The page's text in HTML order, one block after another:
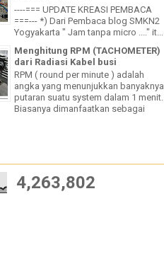
----=== UPDATE KREASI PEMBACA
===--- *) Dari Pembaca blog SMKN2
Yogyakarta " Jam tanpa micro ...." it...
Menghitung RPM (TACHOMETER)
dari Radiasi Kabel busi
RPM ( round per minute ) adalah
angka yang menunjukkan banyaknya
putaran suatu system dalam 1 menit.
Biasanya dimanfaatkan sebagai
4,263,802